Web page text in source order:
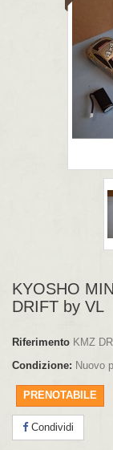
KYOSHO
DRIFT by VL
Riferimento KMZ
Condizione: Nuovo
PRENOTABILE
Condividi